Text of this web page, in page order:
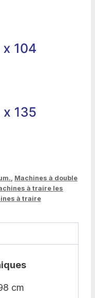
, Machines à double
à traire les
à traire
cm